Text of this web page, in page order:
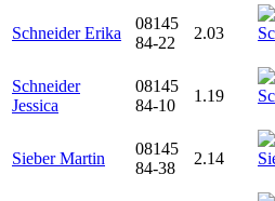
Schneider Erika
08145
84-22
2.03
Schneider
Jessica
08145
84-10
1.19
Sieber Martin
08145
84-38
2.14